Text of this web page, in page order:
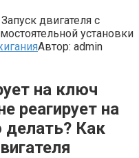
двигателя с
установки
Автор: admin
на ключ
реагирует на
делать? Как